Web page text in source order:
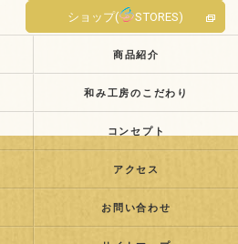
ショップ( STORES)
商品紹介
和み工房のこだわり
コンセプト
アクセス
お問い合わせ